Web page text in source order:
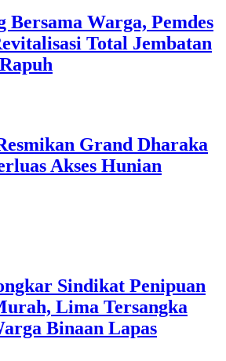
Bersama Warga, Pemdes
Total Jembatan
Grand Dharaka
Akses Hunian
Sindikat Penipuan
Lima Tersangka
Binaan Lapas